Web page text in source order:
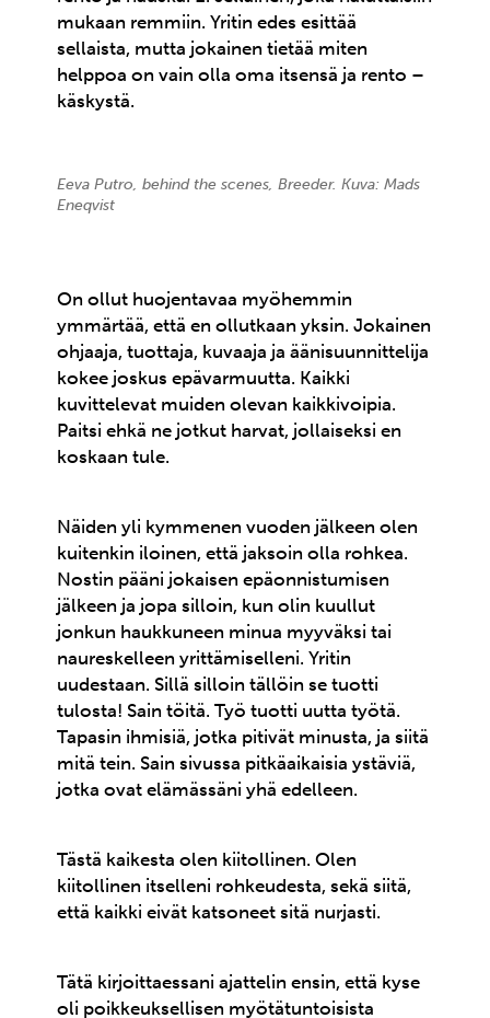
mukaan remmiin. Yritin edes esittää
sellaista, mutta jokainen tietää miten
helppoa on vain olla oma itsensä ja rento –
käskystä.
Eeva Putro, behind the scenes, Breeder. Kuva: Mads
Eneqvist
On ollut huojentavaa myöhemmin
ymmärtää, että en ollutkaan yksin. Jokainen
ohjaaja, tuottaja, kuvaaja ja äänisuunnittelija
kokee joskus epävarmuutta. Kaikki
kuvittelevat muiden olevan kaikkivoipia.
Paitsi ehkä ne jotkut harvat, jollaiseksi en
koskaan tule.
Näiden yli kymmenen vuoden jälkeen olen
kuitenkin iloinen, että jaksoin olla rohkea.
Nostin pääni jokaisen epäonnistumisen
jälkeen ja jopa silloin, kun olin kuullut
jonkun haukkuneen minua myyväksi tai
naureskelleen yrittämiselleni. Yritin
uudestaan. Sillä silloin tällöin se tuotti
tulosta! Sain töitä. Työ tuotti uutta työtä.
Tapasin ihmisiä, jotka pitivät minusta, ja siitä
mitä tein. Sain sivussa pitkäaikaisia ystäviä,
jotka ovat elämässäni yhä edelleen.
Tästä kaikesta olen kiitollinen. Olen
kiitollinen itselleni rohkeudesta, sekä siitä,
että kaikki eivät katsoneet sitä nurjasti.
Tätä kirjoittaessani ajattelin ensin, että kyse
oli poikkeuksellisen myötätuntoisista